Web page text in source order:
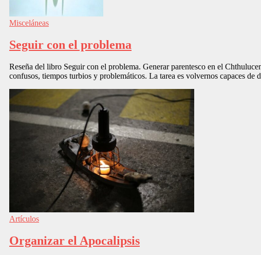
Misceláneas
Seguir con el problema
Reseña del libro Seguir con el problema. Generar parentesco en el
confusos, tiempos turbios y problemáticos. La tarea es volvernos capaces de
Artículos
Organizar el Apocalipsis